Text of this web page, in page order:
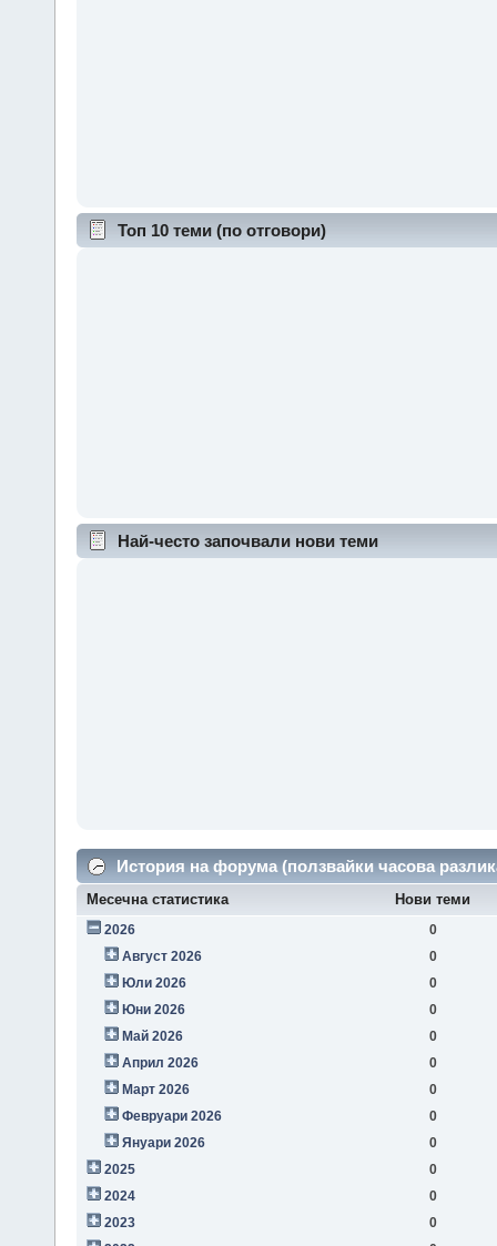
Топ 10 теми (по отговори)
Най-често започвали нови теми
История на форума (ползвайки часова
Месечна статистика Нови теми
2026
0
Август 2026
0
Юли 2026
0
Юни 2026
0
Май 2026
0
Април 2026
0
Март 2026
0
Февруари 2026
0
Януари 2026
0
2025
0
2024
0
2023
0